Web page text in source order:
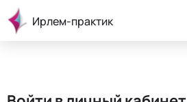
Ирлем-практик